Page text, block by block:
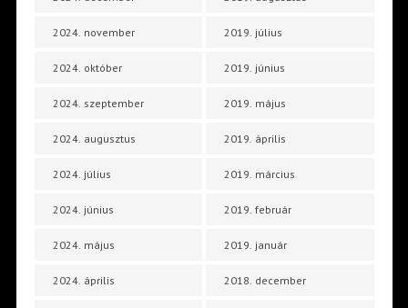
2024. november
2024. október
2024. szeptember
2024. augusztus
2024. július
2024. június
2024. május
2024. április
2019. július
2019. június
2019. május
2019. április
2019. március
2019. február
2019. január
2018. december